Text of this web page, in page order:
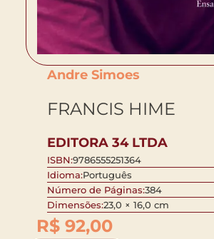
Andre Simoes
FRANCIS HIME
EDITORA 34 LTDA
ISBN:9786555251364
Idioma:Português
Número de Páginas:384
Dimensões:23,0 × 16,0 cm
R$ 92,00